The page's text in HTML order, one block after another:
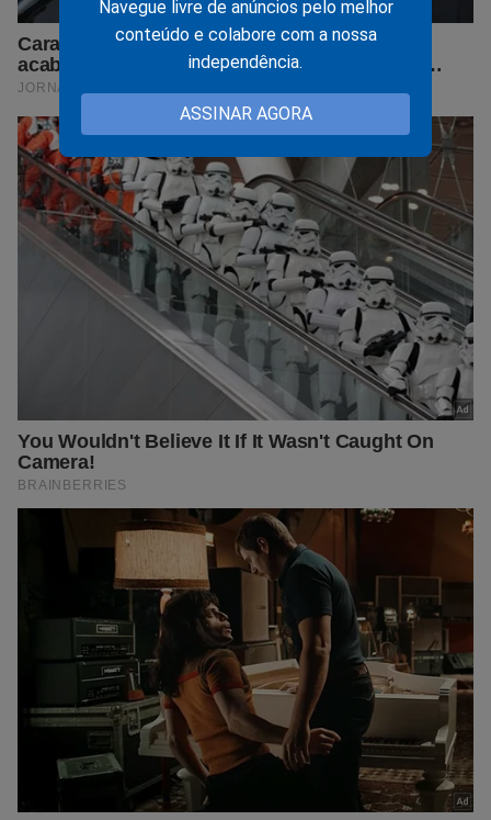
Navegue livre de anúncios pelo melhor
conteúdo e colabore com a nossa
independência.
ASSINAR AGORA